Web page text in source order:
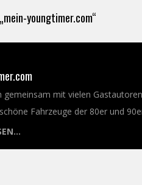
youngtimer.com“
mit vielen
Fahrzeuge der 80er und